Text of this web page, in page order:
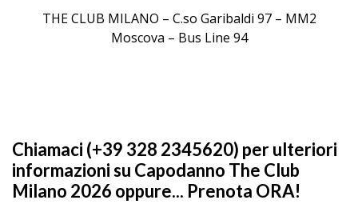
THE CLUB MILANO – C.so Garibaldi 97 – MM2
Moscova – Bus Line 94
Chiamaci (+39 328 2345620) per ulteriori
informazioni su Capodanno The Club
Milano 2026 oppure... Prenota ORA!